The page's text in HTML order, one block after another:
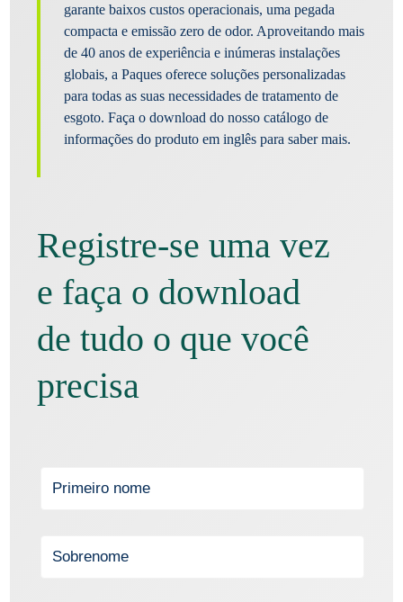
garante baixos custos operacionais, uma pegada
compacta e emissão zero de odor. Aproveitando mais
de 40 anos de experiência e inúmeras instalações
globais, a Paques oferece soluções personalizadas
para todas as suas necessidades de tratamento de
esgoto. Faça o download do nosso catálogo de
informações do produto em inglês para saber mais.
Registre-se uma vez
e faça o download
de tudo o que você
precisa